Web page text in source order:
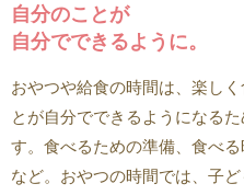
自分のことが
自分でできるように。
おやつや給食の時間は、楽し
とが自分でできるようになる
す。食べるための準備、食べ
など。おやつの時間では、子